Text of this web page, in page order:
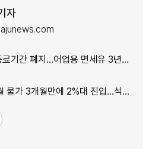
자
간 폐지…어업용 면세유 3년간 연장
만에 2%대 진입…석유류·서비스 상승세 여전